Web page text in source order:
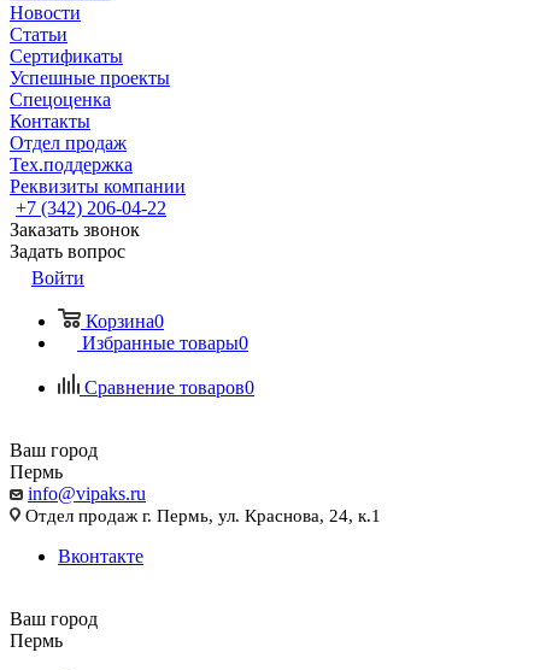
Новости
Статьи
Сертификаты
Успешные проекты
Спецоценка
Контакты
Отдел продаж
Тех.поддержка
Реквизиты компании
+7 (342) 206-04-22
Заказать звонок
Задать вопрос
Войти
Корзина0
Избранные товары0
Сравнение товаров0
Ваш город
Пермь
info@vipaks.ru
Отдел продаж г. Пермь, ул. Краснова, 24, к.1
Вконтакте
Ваш город
Пермь